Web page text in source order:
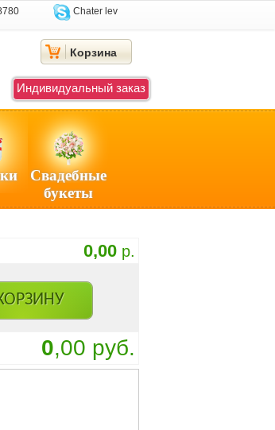
Chater lev
Корзина
Индивидуальный заказ
Свадебные
букеты
0,00р.
0,00 руб.